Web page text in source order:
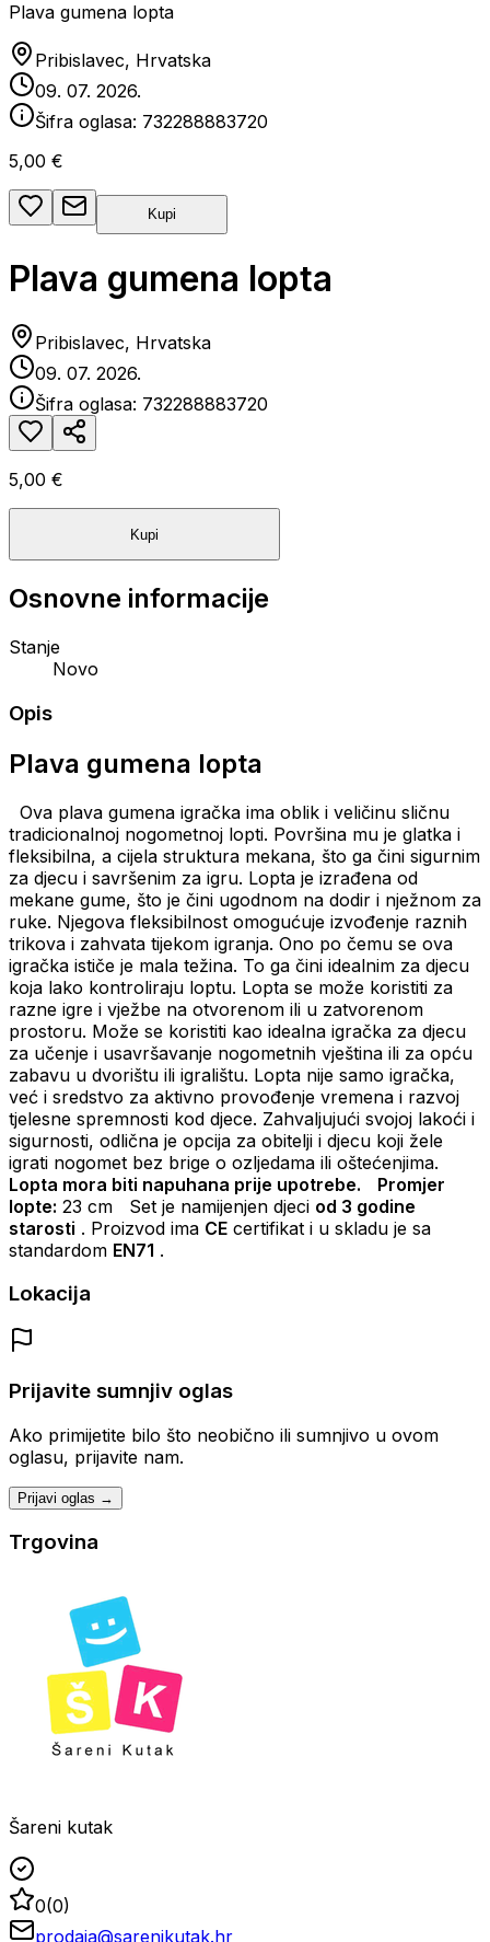
Plava gumena lopta
Pribislavec, Hrvatska
09. 07. 2026.
Šifra oglasa: 732288883720
5,00 €
Kupi
Plava gumena lopta
Pribislavec, Hrvatska
09. 07. 2026.
Šifra oglasa: 732288883720
5,00 €
Kupi
Osnovne informacije
Stanje
Novo
Opis
Plava gumena lopta
Ova plava gumena igračka ima oblik i veličinu sličnu
tradicionalnoj nogometnoj lopti. Površina mu je glatka i
fleksibilna, a cijela struktura mekana, što ga čini sigurnim
za djecu i savršenim za igru. Lopta je izrađena od
mekane gume, što je čini ugodnom na dodir i nježnom za
ruke. Njegova fleksibilnost omogućuje izvođenje raznih
trikova i zahvata tijekom igranja. Ono po čemu se ova
igračka ističe je mala težina. To ga čini idealnim za djecu
koja lako kontroliraju loptu. Lopta se može koristiti za
razne igre i vježbe na otvorenom ili u zatvorenom
prostoru. Može se koristiti kao idealna igračka za djecu
za učenje i usavršavanje nogometnih vještina ili za opću
zabavu u dvorištu ili igralištu. Lopta nije samo igračka,
već i sredstvo za aktivno provođenje vremena i razvoj
tjelesne spremnosti kod djece. Zahvaljujući svojoj lakoći i
sigurnosti, odlična je opcija za obitelji i djecu koji žele
igrati nogomet bez brige o ozljedama ili oštećenjima.
Lopta mora biti napuhana prije upotrebe.
Promjer
lopte: 23 cm Set je namijenjen djeci od 3 godine
starosti . Proizvod ima CE certifikat i u skladu je sa
standardom EN71 .
Lokacija
Prijavite sumnjiv oglas
Ako primijetite bilo što neobično ili sumnjivo u ovom
oglasu, prijavite nam.
Prijavi oglas →
Trgovina
Šareni kutak
0(0)
prodaja@sarenikutak.hr